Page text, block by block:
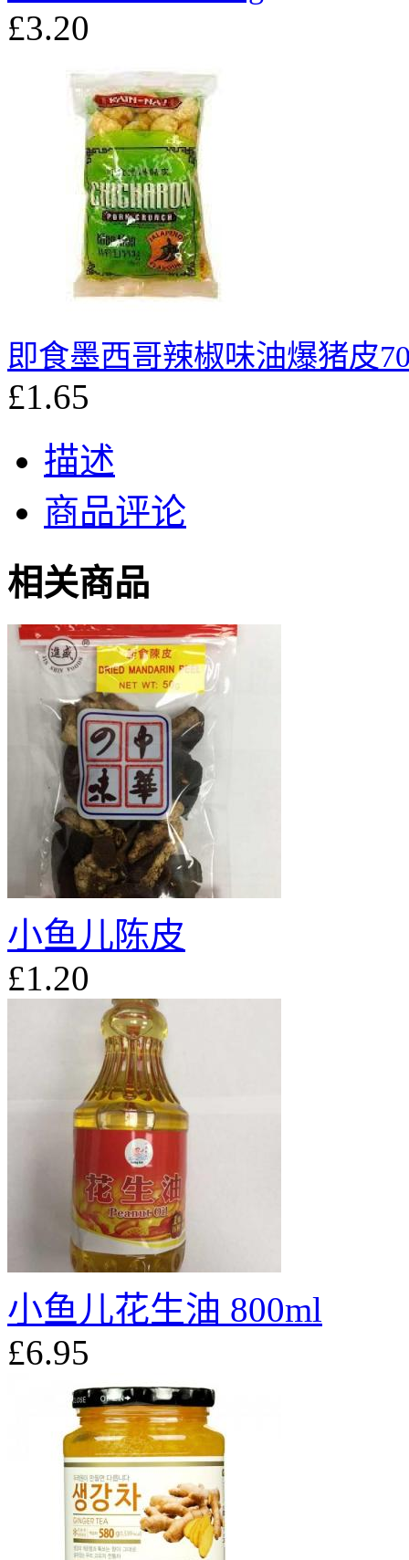
£3.20
即食墨西哥辣椒味油爆猪皮
£1.65
描述
商品评论
相关商品
小鱼儿陈皮
£1.20
小鱼儿花生油 800ml
£6.95